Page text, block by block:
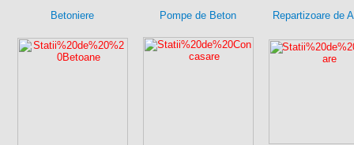
Betoniere Pompe de Beton Repartizoare de